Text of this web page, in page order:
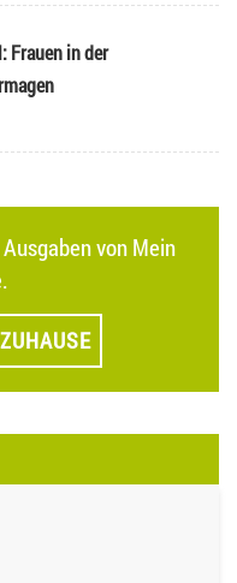
Frauen in der
von Mein